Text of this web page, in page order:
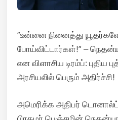
“உன்னை நினைத்து
போய்விட்டார்கள்!” –
என விளாசிய டிரம்ப்: புதிய
அரசியலில் பெரும் அதிர்ச்சி!
அமெரிக்க அதிபர் டொனால்ட்